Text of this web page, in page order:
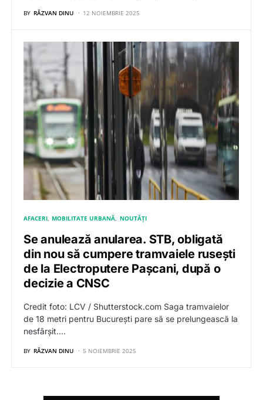
BY RĂZVAN DINU 12 NOIEMBRIE 2025
AFACERI MOBILITATE URBANĂ NOUTĂȚI
Se anulează anularea. STB, obligată
din nou să cumpere tramvaiele rusești
de la Electroputere Pașcani, după o
decizie a CNSC
Credit foto: LCV / Shutterstock.com Saga tramvaielor
de 18 metri pentru București pare să se prelungească la
nesfârșit.…
BY RĂZVAN DINU 5 NOIEMBRIE 2025